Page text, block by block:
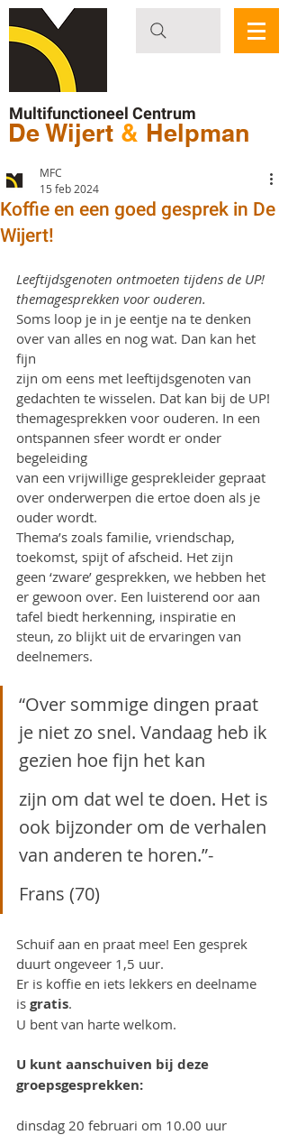
Multifunctioneel Centrum
De Wijert & Helpman
Koffie en een goed gesprek in De
Wijert!
MFC
15 feb 2024
Leeftijdsgenoten ontmoeten tijdens de UP!
themagesprekken voor ouderen.
Soms loop je in je eentje na te denken
over van alles en nog wat. Dan kan het
fijn
zijn om eens met leeftijdsgenoten van
gedachten te wisselen. Dat kan bij de UP!
themagesprekken voor ouderen. In een
ontspannen sfeer wordt er onder
begeleiding
van een vrijwillige gesprekleider gepraat
over onderwerpen die ertoe doen als je
ouder wordt.
Thema’s zoals familie, vriendschap,
toekomst, spijt of afscheid. Het zijn
geen ‘zware’ gesprekken, we hebben het
er gewoon over. Een luisterend oor aan
tafel biedt herkenning, inspiratie en
steun, zo blijkt uit de ervaringen van
deelnemers.
“Over sommige dingen praat
je niet zo snel. Vandaag heb ik
gezien hoe fijn het kan
zijn om dat wel te doen. Het is
ook bijzonder om de verhalen
van anderen te horen.”-
Frans (70)
Schuif aan en praat mee! Een gesprek
duurt ongeveer 1,5 uur.
Er is koffie en iets lekkers en deelname
is gratis.
U bent van harte welkom.
U kunt aanschuiven bij deze
groepsgesprekken:
dinsdag 20 februari om 10.00 uur